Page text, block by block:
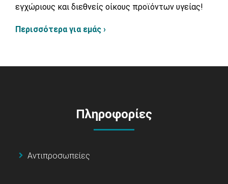
εγχώριους και διεθνείς οίκους προϊόντων υγείας!
Περισσότερα για εμάς ›
Πληροφορίες
Αντιπροσωπείες